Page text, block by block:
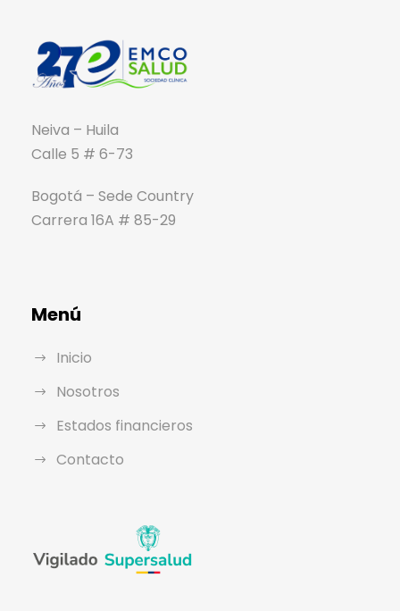
Neiva – Huila
Calle 5 # 6-73
Bogotá – Sede Country
Carrera 16A # 85-29
Menú
Inicio
Nosotros
Estados financieros
Contacto